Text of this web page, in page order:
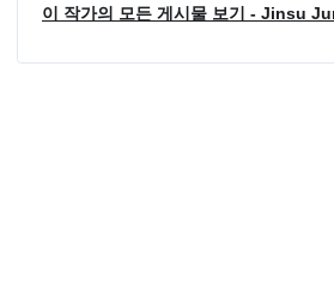
하는 것이며, 다양한 분야의 동향을 지
이 작가의 모든 게시물 보기 - Jinsu